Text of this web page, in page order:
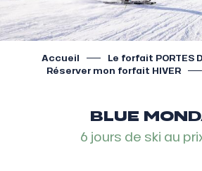
Accueil
Le forfait PORTES
Réserver mon forfait HIVER
BLUE
6 jours de ski au